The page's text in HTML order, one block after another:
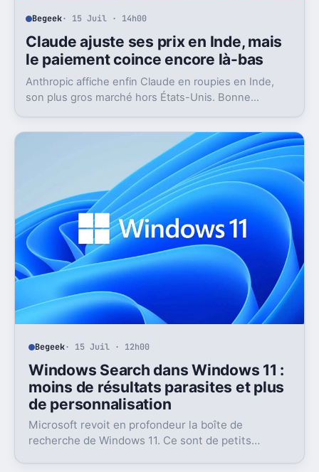
Begeek· 15 Juil · 14h00
Claude ajuste ses prix en Inde, mais
le paiement coince encore là-bas
Anthropic affiche enfin Claude en roupies en Inde,
son plus gros marché hors États-Unis. Bonne
abonnements.
Begeek· 15 Juil · 12h00
Windows Search dans Windows 11 :
moins de résultats parasites et plus
de personnalisation
Microsoft revoit en profondeur la boîte de
recherche de Windows 11. Ce sont de petits